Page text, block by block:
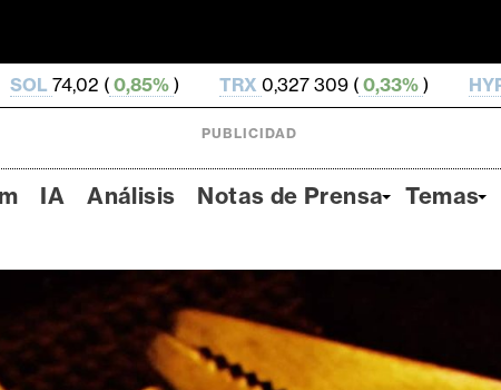
TRX0,327 309 ( 0,33%) HYPE 56,91 (3,98% )
PUBLICIDAD
IA Análisis Notas de Prensa Temas